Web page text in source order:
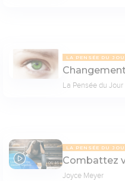
LA PENSÉE DU
La Pensée du Jour
06:46
LA PENSÉE DU
Combattez
Joyce Meyer